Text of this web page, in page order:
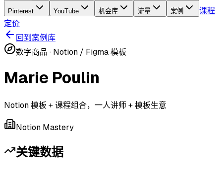
Pinterest YouTube 机会库 流量 案例
课程
定价
回到案例库
数字商品 · Notion / Figma 模板
Marie Poulin
Notion 模板 + 课程组合，一人讲师 + 模板生意
Notion Mastery
关键数据